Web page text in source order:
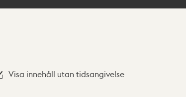
Visa innehåll utan tidsangivelse